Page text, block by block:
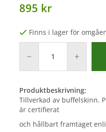
895 kr
Finns i lager för
Produktbeskrivning:
Tillverkad av buffelskinn.
är certifierat
och hållbart framtaget